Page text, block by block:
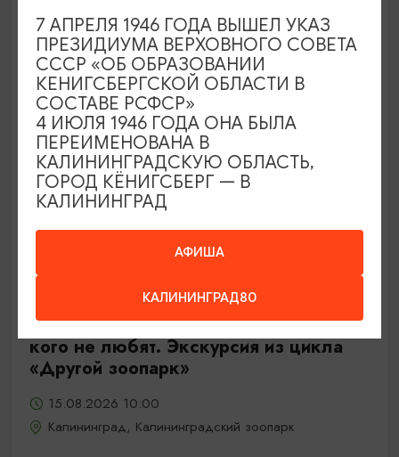
ОТ 500₽
Тайны панциря и чешуи или о тех,
кого не любят. Экскурсия из цикла
«Другой зоопарк»
15.08.2026 10:00
Калининград, Калининградский зоопарк
АФИША
КАЛИНИНГРАД80
7 АПРЕЛЯ 1946 ГОДА ВЫШЕЛ УКАЗ
ПРЕЗИДИУМА ВЕРХОВНОГО СОВЕТА
СССР «ОБ ОБРАЗОВАНИИ
КЕНИГСБЕРГСКОЙ ОБЛАСТИ В
СОСТАВЕ РСФСР»
4 ИЮЛЯ 1946 ГОДА ОНА БЫЛА
ПЕРЕИМЕНОВАНА В
КАЛИНИНГРАДСКУЮ ОБЛАСТЬ,
ГОРОД КЁНИГСБЕРГ — В
КАЛИНИНГРАД